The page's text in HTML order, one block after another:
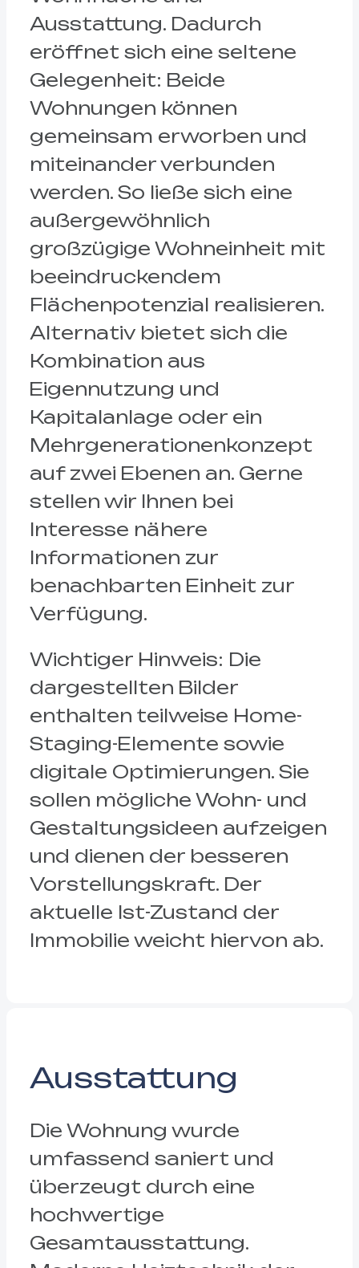
Ausstattung. Dadurch
eröffnet sich eine seltene
Gelegenheit: Beide
Wohnungen können
gemeinsam erworben und
miteinander verbunden
werden. So ließe sich eine
außergewöhnlich
großzügige Wohneinheit mit
beeindruckendem
Flächenpotenzial realisieren.
Alternativ bietet sich die
Kombination aus
Eigennutzung und
Kapitalanlage oder ein
Mehrgenerationenkonzept
auf zwei Ebenen an. Gerne
stellen wir Ihnen bei
Interesse nähere
Informationen zur
benachbarten Einheit zur
Verfügung.
Wichtiger Hinweis: Die
dargestellten Bilder
enthalten teilweise Home-
Staging-Elemente sowie
digitale Optimierungen. Sie
sollen mögliche Wohn- und
Gestaltungsideen aufzeigen
und dienen der besseren
Vorstellungskraft. Der
aktuelle Ist-Zustand der
Immobilie weicht hiervon ab.
Ausstattung
Die Wohnung wurde
umfassend saniert und
überzeugt durch eine
hochwertige
Gesamtausstattung.